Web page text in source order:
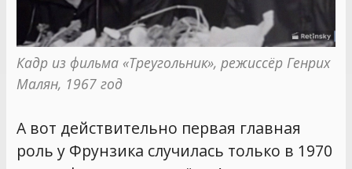
Кадр из фильма «Треугольник», режиссёр Генрих
Малян, 1967 год
А вот действительно первая главная
роль у Фрунзика случилась только в 1970